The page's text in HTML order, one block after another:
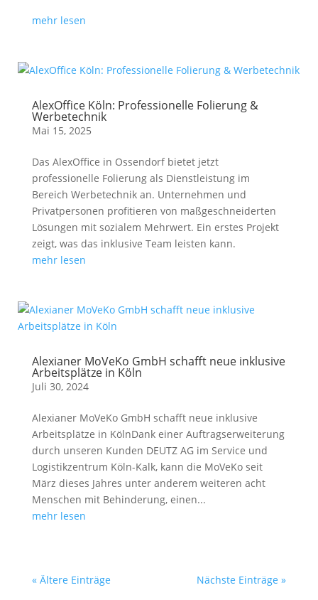
mehr lesen
AlexOffice Köln: Professionelle Folierung &
Werbetechnik
Mai 15, 2025
Das AlexOffice in Ossendorf bietet jetzt
professionelle Folierung als Dienstleistung im
Bereich Werbetechnik an. Unternehmen und
Privatpersonen profitieren von maßgeschneiderten
Lösungen mit sozialem Mehrwert. Ein erstes Projekt
zeigt, was das inklusive Team leisten kann.
mehr lesen
Alexianer MoVeKo GmbH schafft neue inklusive
Arbeitsplätze in Köln
Juli 30, 2024
Alexianer MoVeKo GmbH schafft neue inklusive
Arbeitsplätze in KölnDank einer Auftragserweiterung
durch unseren Kunden DEUTZ AG im Service und
Logistikzentrum Köln-Kalk, kann die MoVeKo seit
März dieses Jahres unter anderem weiteren acht
Menschen mit Behinderung, einen...
mehr lesen
« Ältere Einträge Nächste Einträge »